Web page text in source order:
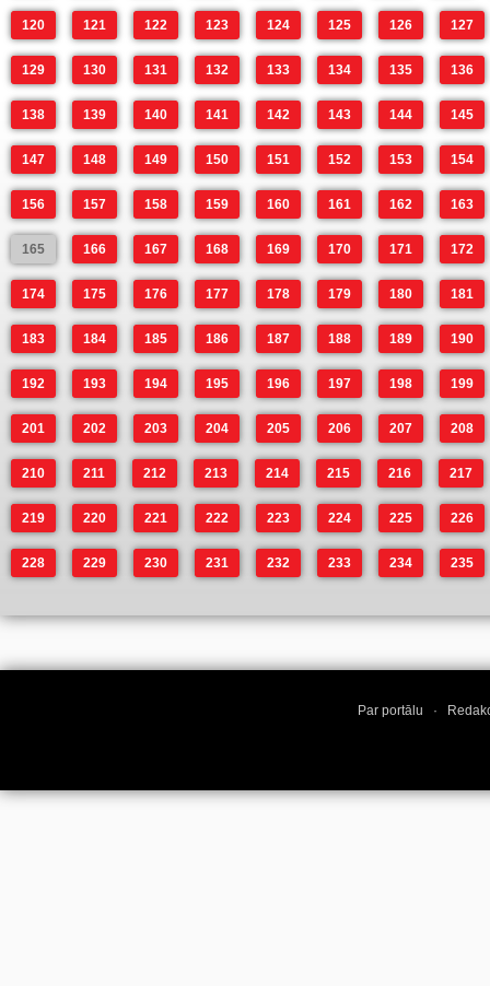
120 121 122 123 124 125 126 127
129 130 131 132 133 134 135 136
138 139 140 141 142 143 144 145
147 148 149 150 151 152 153 154
156 157 158 159 160 161 162 163
165 166 167 168 169 170 171 172
174 175 176 177 178 179 180 181
183 184 185 186 187 188 189 190
192 193 194 195 196 197 198 199
201 202 203 204 205 206 207 208
210 211 212 213 214 215 216 217
219 220 221 222 223 224 225 226
228 229 230 231 232 233 234 235
Par portālu ·